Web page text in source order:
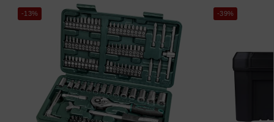
-13% -39%